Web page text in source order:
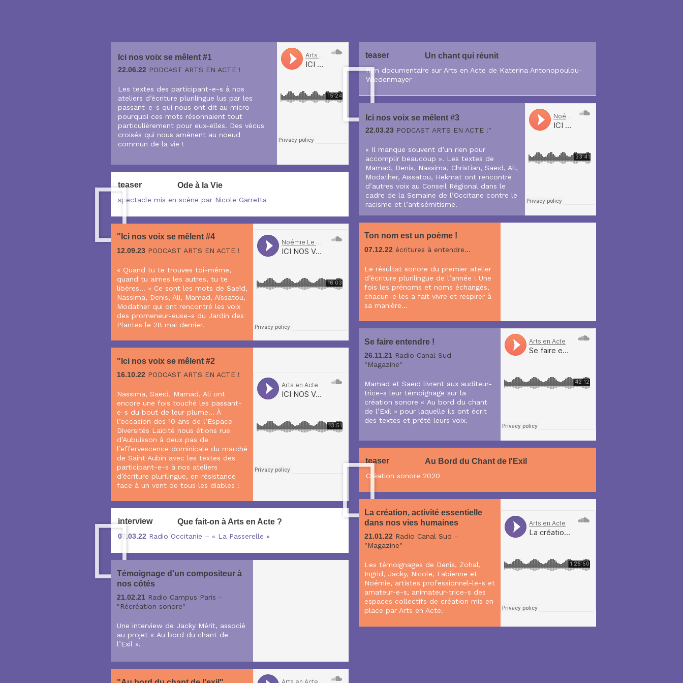
Ici nos voix se mêlent #1
22.06.22 PODCAST ARTS EN ACTE !
Les textes des participant-e-s à nos
ateliers d’écriture plurilingue lus par les
passant-e-s qui nous ont dit au micro
pourquoi ces mots résonnaient tout
particulièrement pour eux-elles. Des vécus
croisés qui nous amènent au noeud
commun de la vie !
teaser Ode à la Vie
spectacle mis en scène par Nicole Garretta
"Ici nos voix se mêlent #4
12.09.23PODCAST ARTS EN ACTE !
« Quand tu te trouves toi-même,
quand tu aimes les autres, tu te
libères… » Ce sont les mots de Saeïd,
Nassima, Denis, Ali, Mamad, Aïssatou,
Modather qui ont rencontré les voix
des promeneur-euse-s du Jardin des
Plantes le 28 mai dernier.
"Ici nos voix se mêlent #2
16.10.22PODCAST ARTS EN ACTE !
Nassima, Saeïd, Mamad, Ali ont
encore une fois touché les passant-
e-s du bout de leur plume… À
l’occasion des 10 ans de l’Espace
Diversités Laïcité nous étions rue
d’Aubuisson à deux pas de
l’effervescence dominicale du marché
de Saint Aubin avec les textes des
participant-e-s à nos ateliers
d’écriture plurilingue, en résistance
face à un vent de tous les diables !
interview Que fait-on à Arts en Acte ?
07.03.22 Radio Occitanie – « La Passerelle »
Témoignage d'un compositeur à
nos côtés
21.02.21 Radio Campus Paris -
"Récréation sonore"
Une interview de Jacky Mérit, associé
au projet « Au bord du chant de
l’Exil ».
teaser Un chant qui réunit
film documentaire sur Arts en Acte de Katerina Antonopoulou-
Wiedenmayer
Ici nos voix se mêlent #3
22.03.23PODCAST ARTS EN ACTE !"
« Il manque souvent d’un rien pour
accomplir beaucoup ». Les textes de
Mamad, Denis, Nassima, Christian, Saeïd, Ali,
Modather, Aïssatou, Hekmat ont rencontré
d’autres voix au Conseil Régional dans le
cadre de la Semaine de l’Occitane contre le
racisme et l’antisémitisme.
Ton nom est un poème !
07.12.22écritures à entendre...
Le résultat sonore du premier atelier
d’écriture plurilingue de l’année ! Une
fois les prénoms et noms échangés,
chacun-e les a fait vivre et respirer à
sa manière…
Se faire entendre !
26.11.21 Radio Canal Sud -
"Magazine"
Mamad et Saeïd livrent aux auditeur-
trice-s leur témoignage sur la
création sonore « Au bord du chant
de l’Exil » pour laquelle ils ont écrit
des textes et prêté leurs voix.
teaser Au Bord du Chant de l'Exil
Création sonore 2020
La création, activité essentielle
dans nos vies humaines
21.01.22Radio Canal Sud -
"Magazine"
Les témoignages de Denis, Zohal,
Ingrid, Jacky, Nicole, Fabienne et
Noémie, artistes professionnel-le-s et
amateur-e-s, animateur-trice-s des
espaces collectifs de création mis en
place par Arts en Acte.